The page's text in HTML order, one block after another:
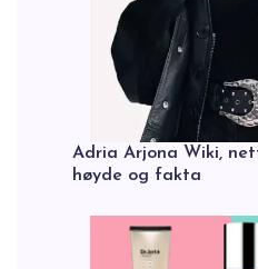
Adria Arjona Wiki,
høyde og fakta